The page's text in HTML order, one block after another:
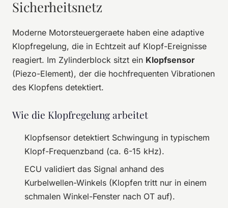
Sicherheitsnetz
Moderne Motorsteuergeraete haben eine adaptive
Klopfregelung, die in Echtzeit auf Klopf-Ereignisse
reagiert. Im Zylinderblock sitzt ein Klopfsensor
(Piezo-Element), der die hochfrequenten Vibrationen
des Klopfens detektiert.
Wie die Klopfregelung arbeitet
Klopfsensor detektiert Schwingung in typischem
Klopf-Frequenzband (ca. 6-15 kHz).
ECU validiert das Signal anhand des
Kurbelwellen-Winkels (Klopfen tritt nur in einem
schmalen Winkel-Fenster nach OT auf).